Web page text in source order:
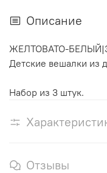
Описание
ЖЕЛТОВАТО-БЕЛЫЙ|
Детские вешалки из
Набор из 3 штук.
Отзывы